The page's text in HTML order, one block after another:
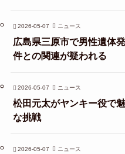
2026-05-07 ニュース
広島県三原市で男性遺体
件との関連が疑われる
2026-05-07 ニュース
松田元太がヤンキー役で
な挑戦
2026-05-07 ニュース